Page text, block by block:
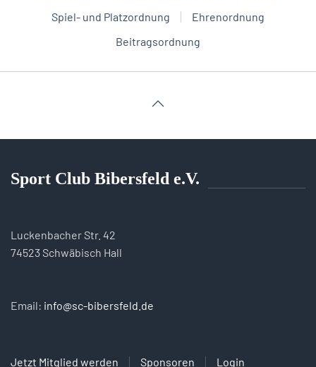
Spiel- und Platzordnung
Ehrenordnung
Beitragsordnung
Sport Club Bibersfeld e.V.
Luckenbacher Str. 42
74523 Schwäbisch Hall
Email: info@sc-bibersfeld.de
Jetzt Mitglied werden Sponsoren Login